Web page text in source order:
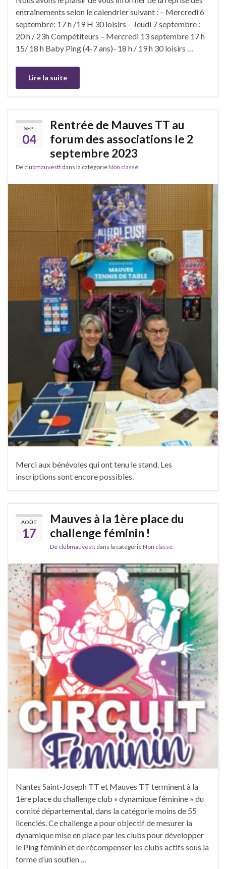
entraînements selon le calendrier suivant : – Mercredi 6
septembre: 17 h /19 H 30 loisirs – Jeudi 7 septembre :
20 h / 23h Compétiteurs – Mercredi 13 septembre 17 h
15/ 18 h Baby Ping (4-7 ans)- 18 h / 19 h 30 loisirs …
Lire la suite
SEP
04
Rentrée de Mauves TT au
forum des associations le 2
septembre 2023
De clubmauvestt dans la catégorieNon classé
Merci aux bénévoles qui ont tenu le stand. Les
inscriptions sont encore possibles.
AOÛT
17
Mauves à la 1ère place du
challenge féminin !
De clubmauvestt dans la catégorieNon classé
Nantes Saint-Joseph TT et Mauves TT terminent à la
1ère place du challenge club « dynamique féminine » du
comité départemental, dans la catégorie moins de 55
licenciés. Ce challenge a pour objectif de mesurer la
dynamique mise en place par les clubs pour développer
le Ping féminin et de récompenser les clubs actifs sous la
forme d’un soutien …